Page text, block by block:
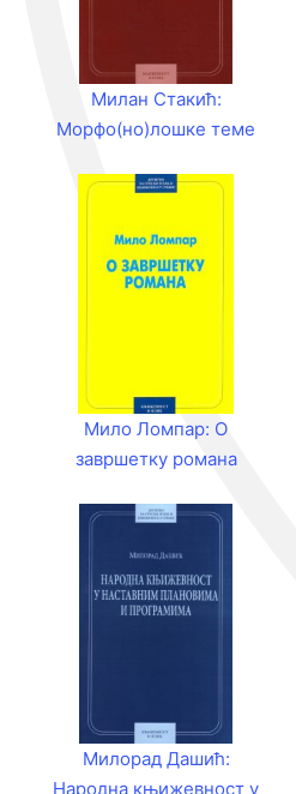
Милан Стакић:
Морфо(но)лошке теме
Мило Ломпар: О
завршетку романа
Милорад Дашић:
Народна књижевност у